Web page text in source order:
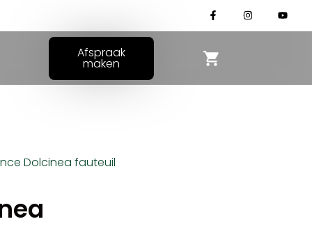
Afspraak
maken
Dolcinea fauteuil